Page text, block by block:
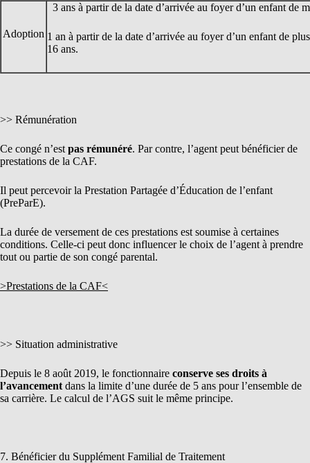
Adoption
3 ans à partir de la date d’arrivée au foyer d’un enfant de
1 an à partir de la date d’arrivée au foyer d’un enfant de
16 ans.
>> Rémunération
Ce congé n’est pas rémunéré. Par contre, l’agent peut bénéficier de
prestations de la CAF.
Il peut percevoir la Prestation Partagée d’Éducation de l’enfant
(PreParE).
La durée de versement de ces prestations est soumise à certaines
conditions. Celle-ci peut donc influencer le choix de l’agent à prendre
tout ou partie de son congé parental.
>Prestations de la CAF<
>> Situation administrative
Depuis le 8 août 2019, le fonctionnaire conserve ses droits à
l’avancement dans la limite d’une durée de 5 ans pour l’ensemble de
sa carrière. Le calcul de l’AGS suit le même principe.
7. Bénéficier du Supplément Familial de Traitement